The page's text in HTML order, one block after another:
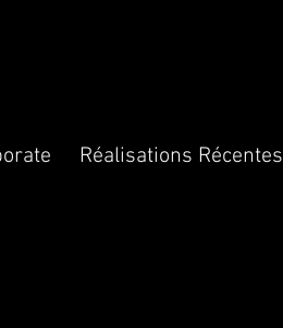
Réalisations Récentes